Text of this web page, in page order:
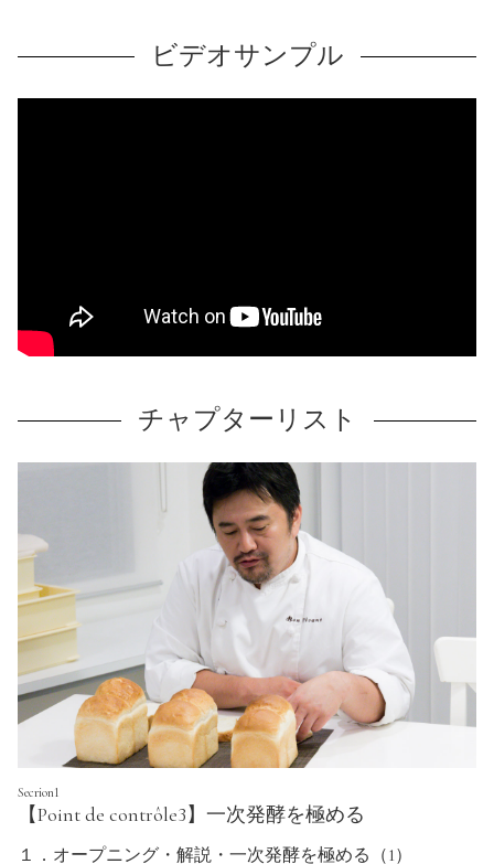
ビデオサンプル
チャプターリスト
Secrion1
【Point de contrôle3】一次発酵を極める
１．オープニング・解説・一次発酵を極める（1）